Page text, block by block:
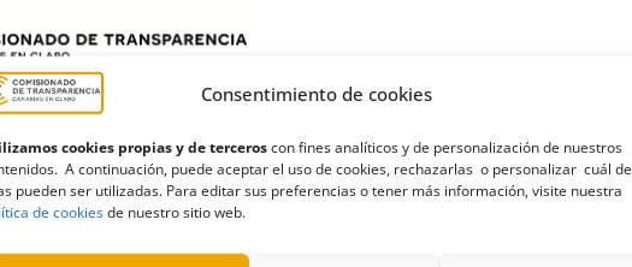
Consentimiento de cookies
cookies propias y de terceroscon fines analíticos y de personalización de nuestros
A continuación, puede aceptar el uso de cookies, rechazarlas o personalizar cuál de
pueden ser utilizadas. Para editar sus preferencias o tener más información, visite nuestra
de cookiesde nuestro sitio web.